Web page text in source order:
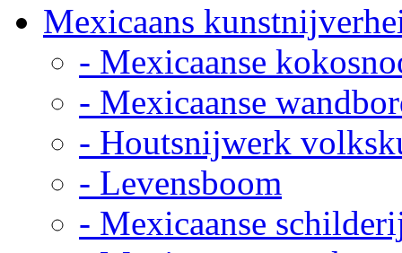
Mexicaans
- Mexicaanse
- Mexicaanse
- Houtsnijwerk
- Levensboom
- Mexicaanse